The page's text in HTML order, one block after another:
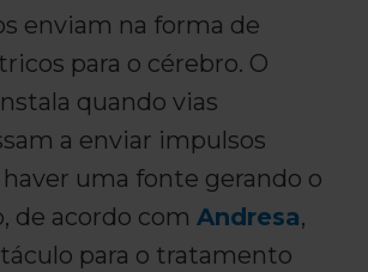
enviam na forma de
para o cérebro. O
quando vias
a enviar impulsos
uma fonte gerando o
de acordo com Andresa,
para o tratamento